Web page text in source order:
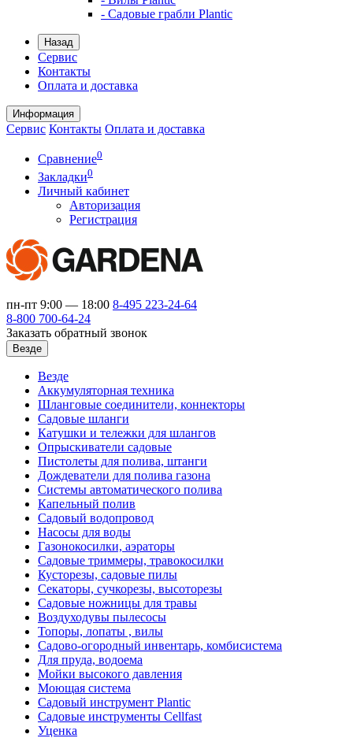
- Садовые грабли Plantic
Назад
Сервис
Контакты
Оплата и доставка
Информация
Сервис Контакты Оплата и доставка
Сравнение0
Закладки0
Личный кабинет
Авторизация
Регистрация
пн-пт 9:00 — 18:00 8-495 223-24-64
8-800 700-64-24
Заказать обратный звонок
Везде
Везде
Аккумуляторная техника
Шланговые соединители, коннекторы
Садовые шланги
Катушки и тележки для шлангов
Опрыскиватели садовые
Пистолеты для полива, штанги
Дождеватели для полива газона
Системы автоматического полива
Капельный полив
Садовый водопровод
Насосы для воды
Газонокосилки, аэраторы
Садовые триммеры, травокосилки
Кусторезы, садовые пилы
Секаторы, сучкорезы, высоторезы
Садовые ножницы для травы
Воздуходувы пылесосы
Топоры, лопаты , вилы
Садово-огородный инвентарь, комбисистема
Для пруда, водоема
Мойки высокого давления
Моющая система
Садовый инструмент Plantic
Садовые инструменты Cellfast
Уценка